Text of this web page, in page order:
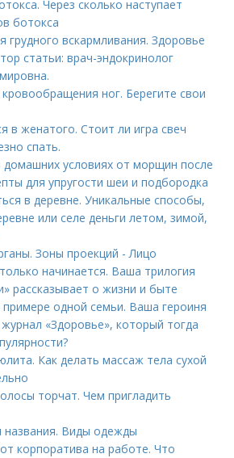
Через сколько наступает
ботокса
вскармливания. Здоровье
статьи: врач-эндокринолог
ног. Берегите свои
в женатого. Стоит ли игра свеч
спать.
условиях от морщин после
для упругости шеи и подбородка
в деревне. Уникальные способы,
или селе деньги летом, зимой,
Зоны проекций - Лицо
начинается. Ваша трилогия
рассказывает о жизни и быте
примере одной семьи. Ваша героиня
«Здоровье», который тогда
Как делать массаж тела сухой
торчат. Чем пригладить
Виды одежды
корпоратива на работе. Что